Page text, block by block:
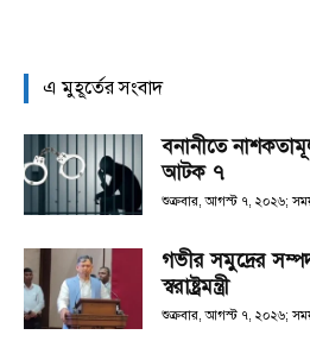
এ মুহূর্তের সংবাদ
বনানীতে
আটক ৭
শুক্রবার, আগস্ট ৭, ২০২৬;
গভীর সমুদ্রের
স্বরাষ্ট্রমন্ত্রী
শুক্রবার, আগস্ট ৭, ২০২৬;